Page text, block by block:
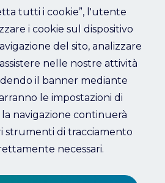
Refresh
tutti i cookie”, l'utente
i cookie sul dispositivo
del sito, analizzare
nelle nostre attività
il banner mediante
le impostazioni di
navigazione continuerà
strumenti di tracciamento
necessari.